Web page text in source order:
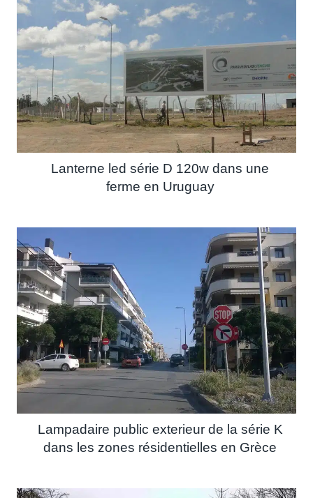
Lanterne led série D 120w dans une
ferme en Uruguay
Lampadaire public exterieur de la série K
dans les zones résidentielles en Grèce